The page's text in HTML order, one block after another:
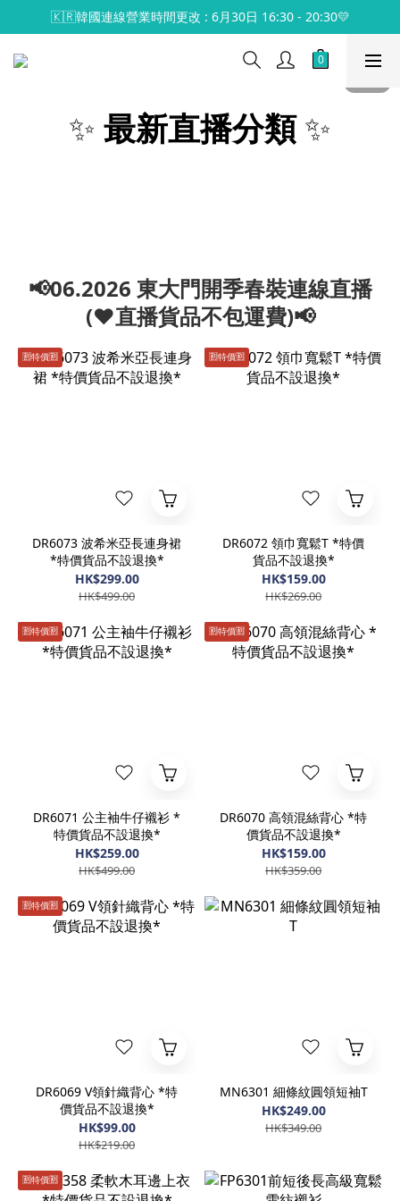
🇰🇷韓國連線營業時間更改 : 6月30日 16:30 - 20:30💛
✨ 最新直播分類✨
📢06.2026 東大門開季春裝連線直播
(♥️直播貨品不包運費)📢
🈹️特價🈹️
DR6073 波希米亞長連身裙
*特價貨品不設退換*
HK$299.00
HK$499.00
🈹️特價🈹️
DR6072 領巾寬鬆T *特價
貨品不設退換*
HK$159.00
HK$269.00
🈹️特價🈹️
DR6071 公主袖牛仔襯衫 *
特價貨品不設退換*
HK$259.00
HK$499.00
🈹️特價🈹️
DR6070 高領混絲背心 *特
價貨品不設退換*
HK$159.00
HK$359.00
🈹️特價🈹️
DR6069 V領針織背心 *特
價貨品不設退換*
HK$99.00
HK$219.00
MN6301 細條紋圓領短袖T
HK$249.00
HK$349.00
🈹️特價🈹️